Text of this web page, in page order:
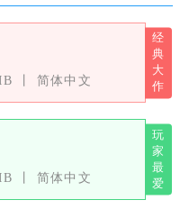
简体中文
简体中文